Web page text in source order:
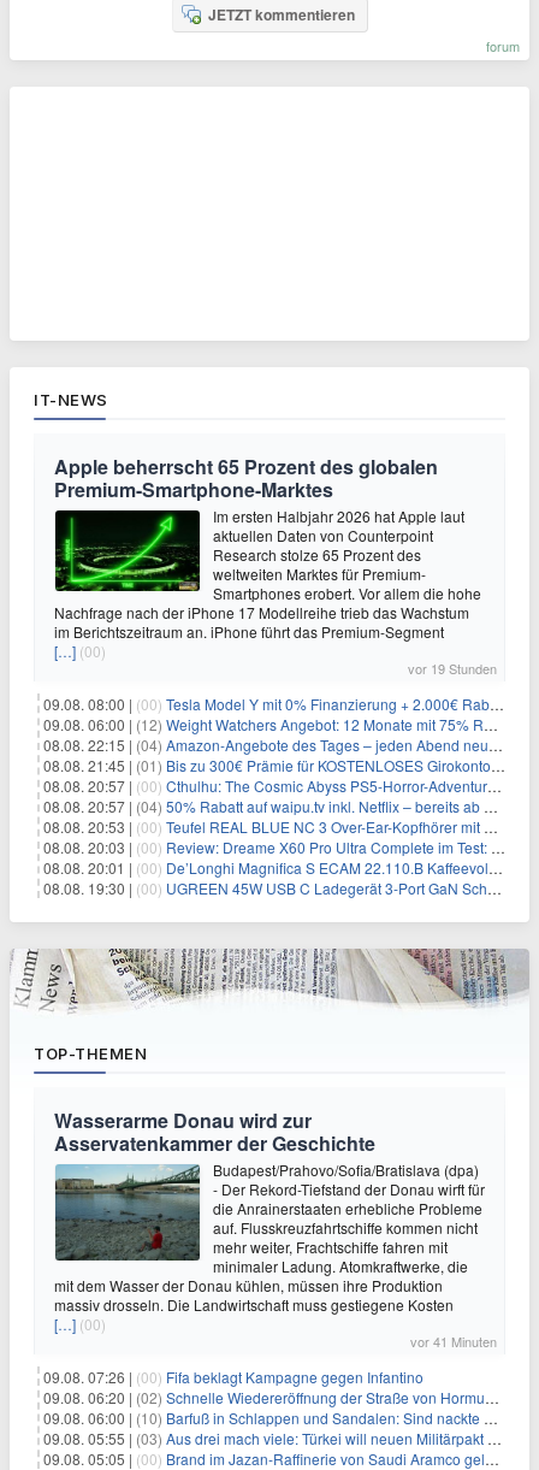
JETZT kommentieren
forum
IT-NEWS
Apple beherrscht 65 Prozent des globalen
Premium-Smartphone-Marktes
Im ersten Halbjahr 2026 hat Apple laut
aktuellen Daten von Counterpoint
Research stolze 65 Prozent des
weltweiten Marktes für Premium-
Smartphones erobert. Vor allem die hohe
Nachfrage nach der iPhone 17 Modellreihe trieb das Wachstum
im Berichtszeitraum an. iPhone führt das Premium-Segment
[…] (00)
vor 19 Stunden
09.08. 08:00 | (00) Tesla Model Y mit 0% Finanzierung + 2.000€ Rabatt für 38.970€
09.08. 06:00 | (12) Weight Watchers Angebot: 12 Monate mit 75% Rabatt ab 6,25€/Monat
08.08. 22:15 | (04) Amazon-Angebote des Tages – jeden Abend neue Deals zum Stöbern
08.08. 21:45 | (01) Bis zu 300€ Prämie für KOSTENLOSES Girokonto bei der Santander – 50€ schon nach 1 Woche!
08.08. 20:57 | (00) Cthulhu: The Cosmic Abyss PS5-Horror-Adventure für 27,99€
08.08. 20:57 | (04) 50% Rabatt auf waipu.tv inkl. Netflix – bereits ab 9€/Monat (statt 17,99€)
08.08. 20:53 | (00) Teufel REAL BLUE NC 3 Over-Ear-Kopfhörer mit ANC für 149,99€
08.08. 20:03 | (00) Review: Dreame X60 Pro Ultra Complete im Test: 42.000 Pa, 100 °C Moppwäsche & erstaunlich viel Technik in nur 8,9 cm Höhe
08.08. 20:01 | (00) De’Longhi Magnifica S ECAM 22.110.B Kaffeevollautomat für 269€
08.08. 19:30 | (00) UGREEN 45W USB C Ladegerät 3-Port GaN Schnellladegerät für 12,96€
TOP-THEMEN
Wasserarme Donau wird zur
Asservatenkammer der Geschichte
Budapest/Prahovo/Sofia/Bratislava (dpa)
- Der Rekord-Tiefstand der Donau wirft für
die Anrainerstaaten erhebliche Probleme
auf. Flusskreuzfahrtschiffe kommen nicht
mehr weiter, Frachtschiffe fahren mit
minimaler Ladung. Atomkraftwerke, die
mit dem Wasser der Donau kühlen, müssen ihre Produktion
massiv drosseln. Die Landwirtschaft muss gestiegene Kosten
[…] (00)
vor 41 Minuten
09.08. 07:26 | (00) Fifa beklagt Kampagne gegen Infantino
09.08. 06:20 | (02) Schnelle Wiedereröffnung der Straße von Hormus ungewiss
09.08. 06:00 | (10) Barfuß in Schlappen und Sandalen: Sind nackte Füße eklig?
09.08. 05:55 | (03) Aus drei mach viele: Türkei will neuen Militärpakt erweitern
09.08. 05:05 | (00) Brand im Jazan-Raffinerie von Saudi Aramco gelöscht: Auswirkungen auf die Energiemärkte